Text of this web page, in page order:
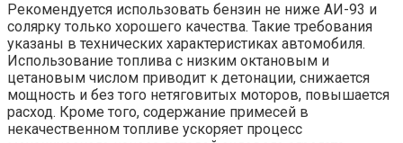
Рекомендуется использовать бензин не ниже АИ-93 и
солярку только хорошего качества. Такие требования
указаны в технических характеристиках автомобиля.
Использование топлива с низким октановым и
цетановым числом приводит к детонации, снижается
мощность и без того нетяговитых моторов, повышается
расход. Кроме того, содержание примесей в
некачественном топливе ускоряет процесс